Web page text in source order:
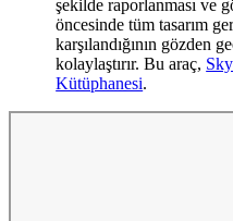
şekilde raporlanması ve
öncesinde tüm tasarım
karşılandığının gözden
kolaylaştırır. Bu araç,
Kütüphanesi.